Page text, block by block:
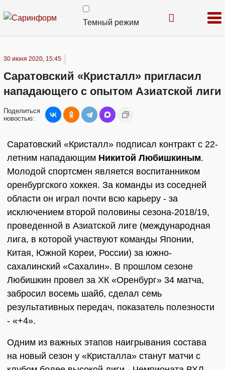
Темный режим
30 июня 2020, 15:45
Саратовский «Кристалл» пригласил
нападающего с опытом Азиатской лиги
Поделиться
новостью:
Саратовский «Кристалл» подписал контракт с 22-
летним нападающим Никитой Любишкиным.
Молодой спортсмен является воспитанником
оренбургского хоккея. За команды из соседней
области он играл почти всю карьеру - за
исключением второй половины сезона-2018/19,
проведенной в Азиатской лиге (международная
лига, в которой участвуют команды Японии,
Китая, Южной Кореи, России) за южно-
сахалинский «Сахалин». В прошлом сезоне
Любишкин провел за ХК «Оренбург» 34 матча,
забросил восемь шайб, сделал семь
результативных передач, показатель полезности
- «+4».
Одним из важных этапов наигрывания состава
на новый сезон у «Кристалла» станут матчи с